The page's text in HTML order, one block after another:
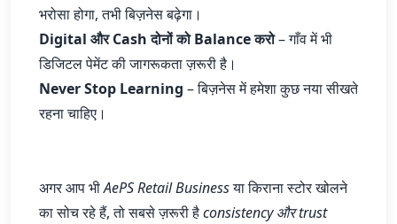
भरोसा होगा, तभी बिज़नेस बढ़ेगा।
Digital और Cash दोनों को Balance करो– गाँव में भी
डिजिटल पेमेंट की जागरूकता ज़रूरी है।
Never Stop Learning – बिज़नेस में हमेशा कुछ नया सीखते
रहना चाहिए।
अगर आप भीAePS Retail Businessया किराना स्टोर खोलने
का सोच रहे हैं, तो सबसे ज़रूरी हैconsistency और trust